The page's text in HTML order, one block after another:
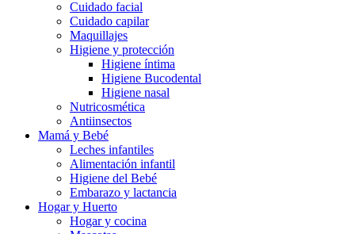
Cuidado facial
Cuidado capilar
Maquillajes
Higiene y protección
Higiene íntima
Higiene Bucodental
Higiene nasal
Nutricosmética
Antiinsectos
Mamá y Bebé
Leches infantiles
Alimentación infantil
Higiene del Bebé
Embarazo y lactancia
Hogar y Huerto
Hogar y cocina